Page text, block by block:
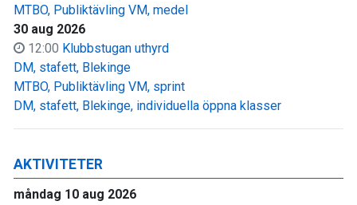
MTBO, Publiktävling VM, medel
30 aug 2026
12:00 Klubbstugan uthyrd
DM, stafett, Blekinge
MTBO, Publiktävling VM, sprint
DM, stafett, Blekinge, individuella öppna klasser
AKTIVITETER
måndag 10 aug 2026